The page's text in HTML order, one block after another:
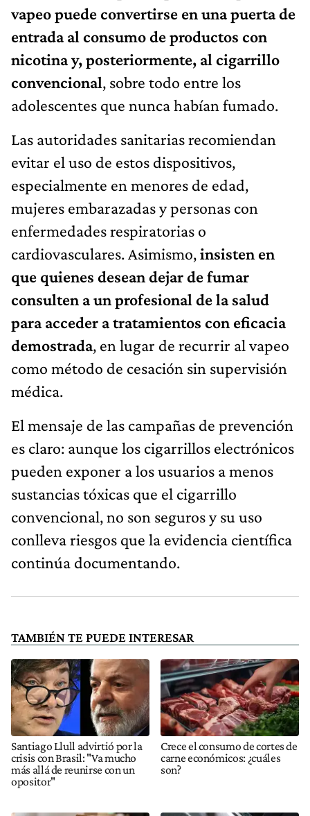
vapeo puede convertirse en una puerta de
entrada al consumo de productos con
nicotina y, posteriormente, al cigarrillo
convencional, sobre todo entre los
adolescentes que nunca habían fumado.
Las autoridades sanitarias recomiendan
evitar el uso de estos dispositivos,
especialmente en menores de edad,
mujeres embarazadas y personas con
enfermedades respiratorias o
cardiovasculares. Asimismo,insisten en
que quienes desean dejar de fumar
consulten a un profesional de la salud
para acceder a tratamientos con eficacia
demostrada, en lugar de recurrir al vapeo
como método de cesación sin supervisión
médica.
El mensaje de las campañas de prevención
es claro: aunque los cigarrillos electrónicos
pueden exponer a los usuarios a menos
sustancias tóxicas que el cigarrillo
convencional, no son seguros y su uso
conlleva riesgos que la evidencia científica
continúa documentando.
TAMBIÉN TE PUEDE INTERESAR
Santiago Llull advirtió por la
crisis con Brasil: "Va mucho
más allá de reunirse con un
opositor"
Crece el consumo de cortes de
carne económicos: ¿cuáles
son?